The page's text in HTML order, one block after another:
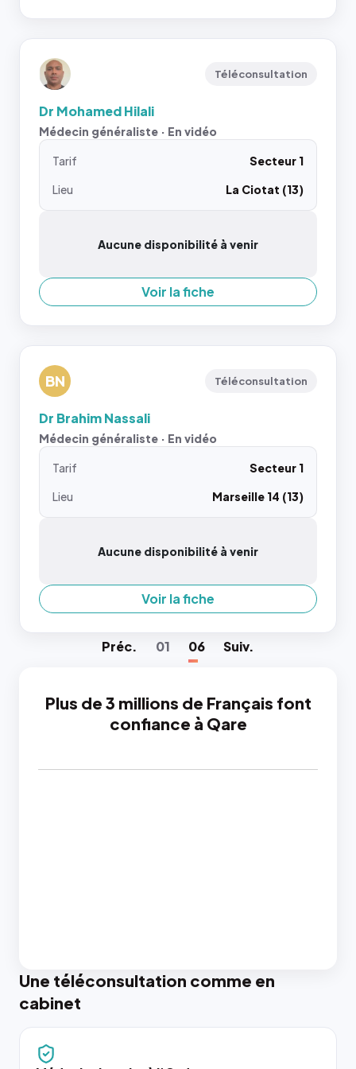
Téléconsultation
Dr Mohamed Hilali
Médecin généraliste · En vidéo
Tarif
Secteur 1
Lieu
La Ciotat (13)
Aucune disponibilité à venir
Voir la fiche
BN Téléconsultation
Dr Brahim Nassali
Médecin généraliste · En vidéo
Tarif
Secteur 1
Lieu
Marseille 14 (13)
Aucune disponibilité à venir
Voir la fiche
Préc. 01 06 Suiv.
Plus de 3 millions de Français font
confiance à Qare
Une téléconsultation comme en
cabinet